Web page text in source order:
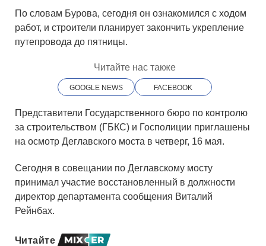
По словам Бурова, сегодня он ознакомился с ходом
работ, и строители планирует закончить укрепление
путепровода до пятницы.
Читайте нас также
GOOGLE NEWS FACEBOOK
Представители Государственного бюро по контролю
за строительством (ГБКС) и Госполиции приглашены
на осмотр Деглавского моста в четверг, 16 мая.
Сегодня в совещании по Деглавскому мосту
принимал участие восстановленный в должности
директор департамента сообщения Виталий
Рейнбах.
Читайте